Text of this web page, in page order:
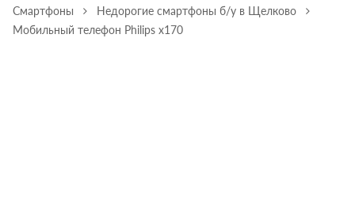
Смартфоны
Недорогие смартфоны б/у в Щелково
Мобильный телефон Philips х170